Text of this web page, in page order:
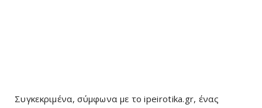
Συγκεκριμένα, σύμφωνα με το ipeirotika.gr, ένας